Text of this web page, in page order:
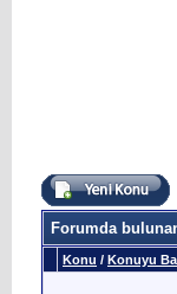
Forumda
Konu / Konuyu